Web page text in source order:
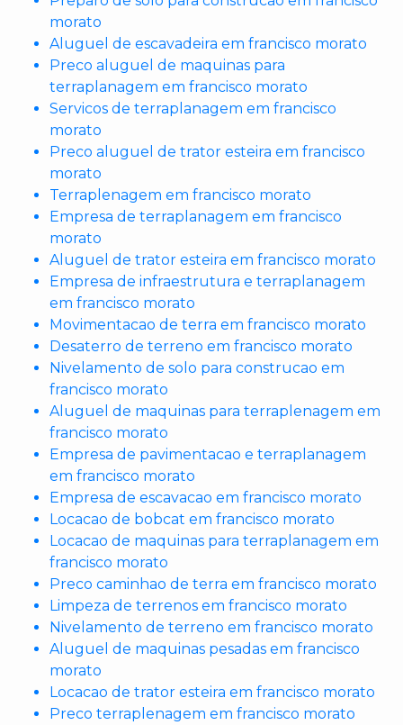
morato
Aluguel de escavadeira em francisco morato
Preco aluguel de maquinas para
terraplanagem em francisco morato
Servicos de terraplanagem em francisco
morato
Preco aluguel de trator esteira em francisco
morato
Terraplenagem em francisco morato
Empresa de terraplanagem em francisco
morato
Aluguel de trator esteira em francisco morato
Empresa de infraestrutura e terraplanagem
em francisco morato
Movimentacao de terra em francisco morato
Desaterro de terreno em francisco morato
Nivelamento de solo para construcao em
francisco morato
Aluguel de maquinas para terraplenagem em
francisco morato
Empresa de pavimentacao e terraplanagem
em francisco morato
Empresa de escavacao em francisco morato
Locacao de bobcat em francisco morato
Locacao de maquinas para terraplanagem em
francisco morato
Preco caminhao de terra em francisco morato
Limpeza de terrenos em francisco morato
Nivelamento de terreno em francisco morato
Aluguel de maquinas pesadas em francisco
morato
Locacao de trator esteira em francisco morato
Preco terraplenagem em francisco morato